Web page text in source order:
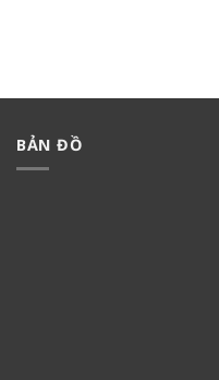
BẢN ĐỒ